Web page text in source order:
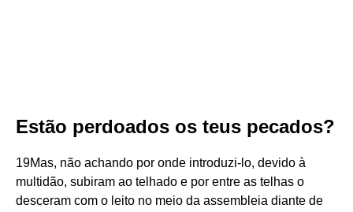
Estão perdoados os teus pecados?
19Mas, não achando por onde introduzi-lo, devido à
multidão, subiram ao telhado e por entre as telhas o
desceram com o leito no meio da assembleia diante de